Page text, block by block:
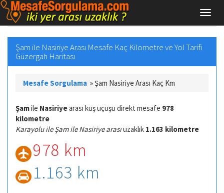
Şam ile Nasiriye Arası Mesafe Kaç Kilometre ve Yol Tarifi
Güzergah Haritası
Mesafe Sorgulama »Şam Nasiriye Arası Kaç Km
Şamile Nasiriyearası kuş uçuşu direkt mesafe 978
kilometre
Karayolu ile Şam ile Nasiriye arasıuzaklık 1.163 kilometre
978 km
1.163 km